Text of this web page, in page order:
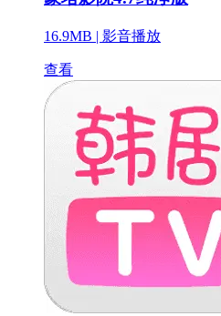
16.9MB | 影音播放
查看